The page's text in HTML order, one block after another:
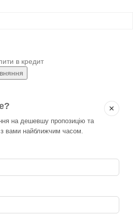
в кредит
✕
на дешевшу пропозицію та
вами найближчим часом.